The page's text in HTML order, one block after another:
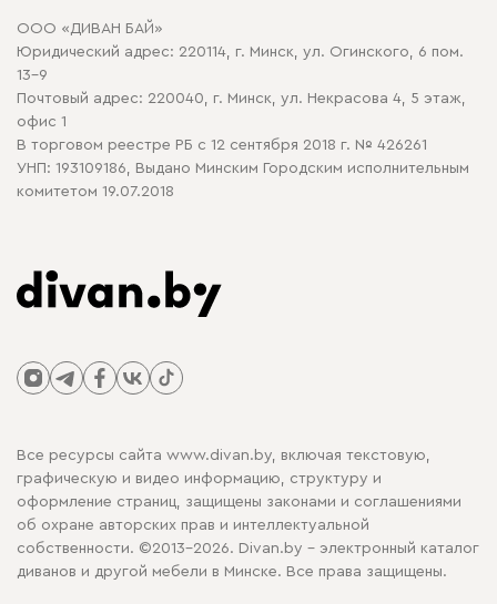
Политика конфиденциальности
Политика в отношении обработки cookie
ООО «ДИВАН БАЙ»
Юридический адрес: 220114, г. Минск, ул. Огинского, 6 пом.
13-9
Почтовый адрес: 220040, г. Минск, ул. Некрасова 4, 5 этаж,
офис 1
В торговом реестре РБ с 12 сентября 2018 г. № 426261
УНП: 193109186, Выдано Минским Городским исполнительным
комитетом 19.07.2018
Все ресурсы сайта www.divan.by, включая текстовую,
графическую и видео информацию, структуру и
оформление страниц, защищены законами и соглашениями
об охране авторских прав и интеллектуальной
собственности. ©2013-2026. Divan.by - электронный каталог
диванов и другой мебели в Минске. Все права защищены.